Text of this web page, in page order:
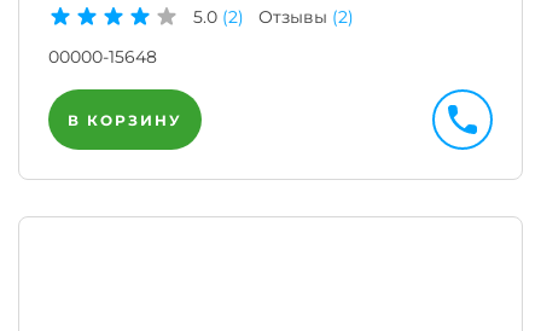
5.0 (2) Отзывы (2)
00000-15648
В КОРЗИНУ